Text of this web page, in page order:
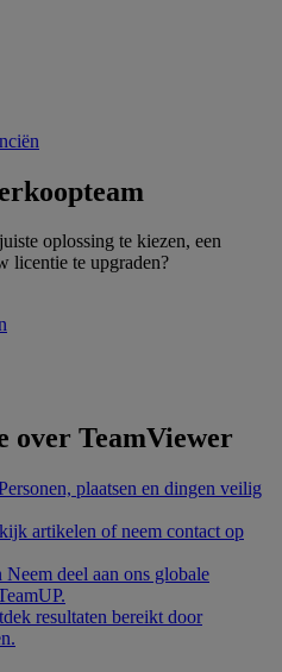
oplossing te kiezen, een
licentie te upgraden?
over TeamViewer
plaatsen en dingen veilig
artikelen of neem contact op
Neem deel aan ons globale
resultaten bereikt door